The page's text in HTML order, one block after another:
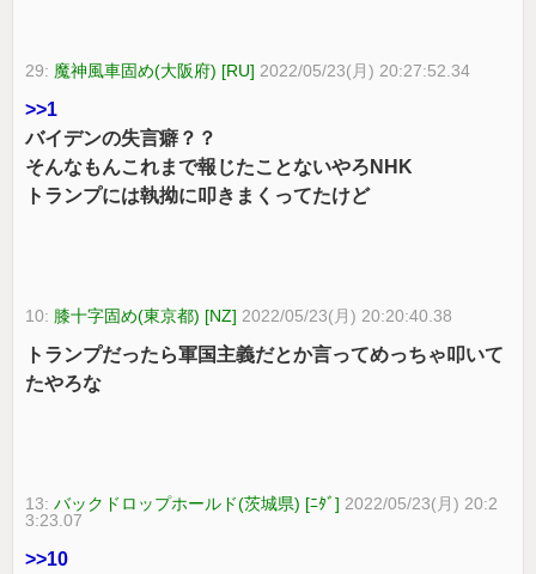
29: 魔神風車固め(大阪府) [RU] 2022/05/23(月) 20:27:52.34
>>1
バイデンの失言癖？？
そんなもんこれまで報じたことないやろNHK
トランプには執拗に叩きまくってたけど
10: 膝十字固め(東京都) [NZ] 2022/05/23(月) 20:20:40.38
トランプだったら軍国主義だとか言ってめっちゃ叩いて
たやろな
13:バックドロップホールド(茨城県) [ﾆﾀﾞ] 2022/05/23(月) 20:2
3:23.07
>>10